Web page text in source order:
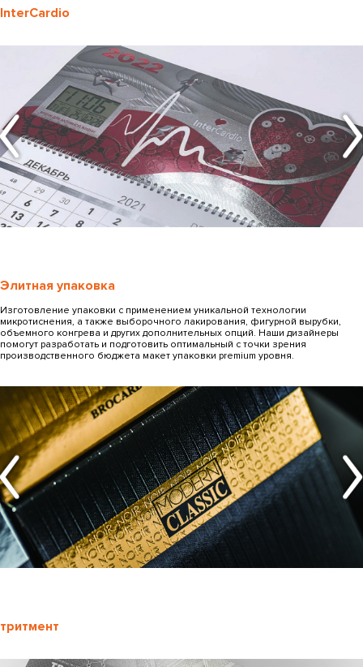
InterCardio
Элитная упаковка
Изготовление упаковки с применением уникальной технологии
микротиснения, а также выборочного лакирования, фигурной вырубки,
объемного конгрева и других дополнительных опций. Наши дизайнеры
помогут разработать и подготовить оптимальный с точки зрения
производственного бюджета макет упаковки premium уровня.
тритмент